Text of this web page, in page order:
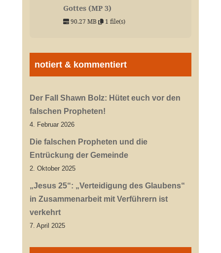
Gottes (MP 3)
90.27 MB 1 file(s)
notiert & kommentiert
Der Fall Shawn Bolz: Hütet euch vor den
falschen Propheten!
4. Februar 2026
Die falschen Propheten und die
Entrückung der Gemeinde
2. Oktober 2025
„Jesus 25“: „Verteidigung des Glaubens“
in Zusammenarbeit mit Verführern ist
verkehrt
7. April 2025